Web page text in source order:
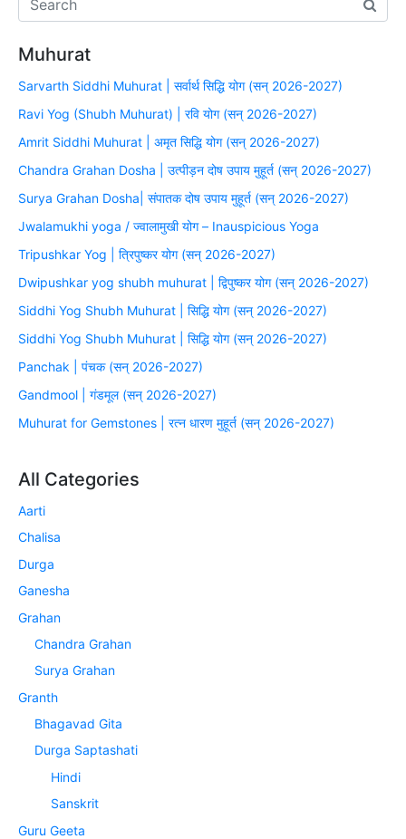
Muhurat
Sarvarth Siddhi Muhurat | सर्वार्थ सिद्धि योग (सन् 2026-2027)
Ravi Yog (Shubh Muhurat) | रवि योग (सन् 2026-2027)
Amrit Siddhi Muhurat | अमृत सिद्धि योग (सन् 2026-2027)
Chandra Grahan Dosha | उत्पीड़न दोष उपाय मुहूर्त (सन् 2026-2027)
Surya Grahan Dosha| संपातक दोष उपाय मुहूर्त (सन् 2026-2027)
Jwalamukhi yoga / ज्वालामुखी योग – Inauspicious Yoga
Tripushkar Yog | त्रिपुष्कर योग (सन् 2026-2027)
Dwipushkar yog shubh muhurat | द्विपुष्कर योग (सन् 2026-2027)
Siddhi Yog Shubh Muhurat | सिद्धि योग (सन् 2026-2027)
Siddhi Yog Shubh Muhurat | सिद्धि योग (सन् 2026-2027)
Panchak | पंचक (सन् 2026-2027)
Gandmool | गंडमूल (सन् 2026-2027)
Muhurat for Gemstones | रत्न धारण मुहूर्त (सन् 2026-2027)
All Categories
Aarti
Chalisa
Durga
Ganesha
Grahan
Chandra Grahan
Surya Grahan
Granth
Bhagavad Gita
Durga Saptashati
Hindi
Sanskrit
Guru Geeta